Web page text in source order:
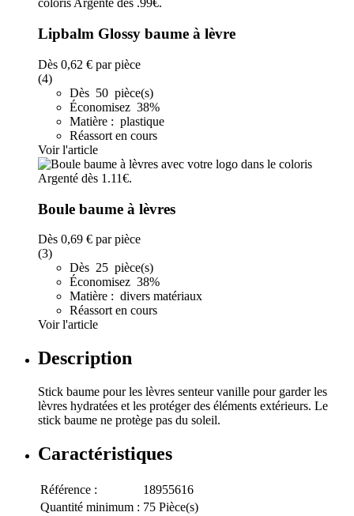
Lipbalm Glossy baume à lèvre
Dès 0,62 € par pièce
(4)
Dès 50 pièce(s)
Économisez 38%
Matière : plastique
Réassort en cours
Voir l'article
Boule baume à lèvres
Dès 0,69 € par pièce
(3)
Dès 25 pièce(s)
Économisez 38%
Matière : divers matériaux
Réassort en cours
Voir l'article
Description
Stick baume pour les lèvres senteur vanille pour garder les
lèvres hydratées et les protéger des éléments extérieurs. Le
stick baume ne protège pas du soleil.
Caractéristiques
Référence :
18955616
Quantité minimum : 75 Pièce(s)